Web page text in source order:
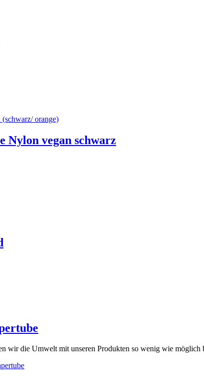
Nylon vegan schwarz
wir die Umwelt mit unseren Produkten so wenig wie